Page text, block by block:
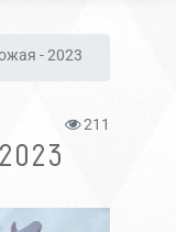
- 2023
211